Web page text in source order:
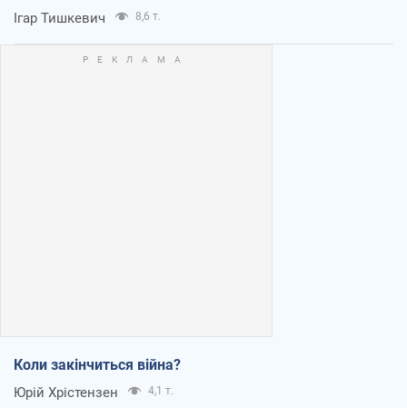
Ігар Тишкевич 8,6 т.
Коли закінчиться війна?
Юрій Хрістензен 4,1 т.